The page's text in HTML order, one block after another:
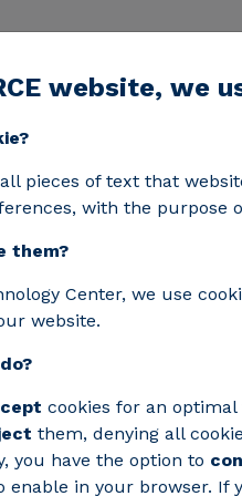
lines
Toggle submenu
Services
bodegas de España que
con la
desarrollada por
del
website, we
pieces of text that
with the purpose
them?
Center, we use
website.
cookies for an optimal
them, denying all
you have the option to
enable in your browser. If